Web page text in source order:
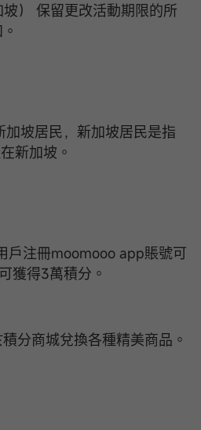
） 保留更改活動期限的所
坡居民，新加坡居民是指
新加坡。
戶注冊moomooo app賬號可
獲得3萬積分。
分商城兌換各種精美商品。